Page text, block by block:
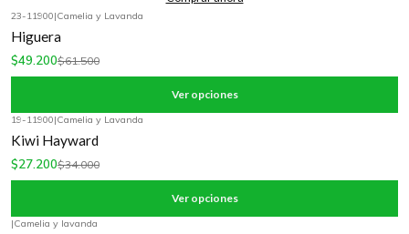
23-11900|Camelia y Lavanda
Higuera
$49.200$61.500
Ver opciones
19-11900|Camelia y Lavanda
Kiwi Hayward
$27.200$34.000
Ver opciones
|Camelia y lavanda